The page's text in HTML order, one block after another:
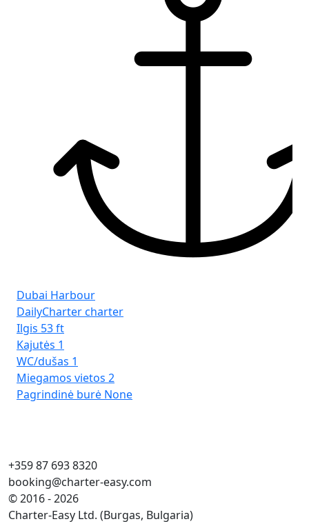
Dubai Harbour
DailyCharter charter
Ilgis 53 ft
Kajutės 1
WC/dušas 1
Miegamos vietos 2
Pagrindinė burė None
+359 87 693 8320
booking@charter-easy.com
© 2016 - 2026
Charter-Easy Ltd. (Burgas, Bulgaria)